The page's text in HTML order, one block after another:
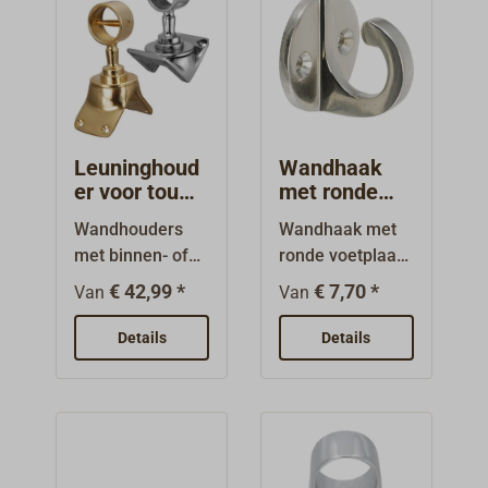
en zijn
leverbaar.Voor
buis Ø 20 mm.
Leuninghoud
er voor touw
met
hoekplaat
Wandhouders
met binnen- of
buitenhoek voor
30 mm of 40 mm
leuningtouw.Mes
sing gepolijst of
Van€ 42,99 *
Details
Wandhaak
met ronde
montageplaa
t
Wandhaak met
ronde voetplaat.
Ook geschikt als
bevestiging voor
een leuningtouw,
bijv. voor een
stouw onder
dek.Van
Van € 7,70 *
Details